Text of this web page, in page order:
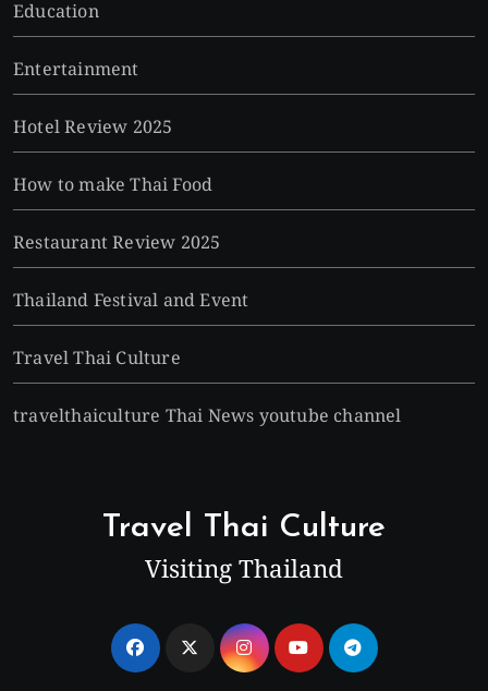
Education
Entertainment
Hotel Review 2025
How to make Thai Food
Restaurant Review 2025
Thailand Festival and Event
Travel Thai Culture
travelthaiculture Thai News youtube channel
Travel Thai Culture
Visiting Thailand